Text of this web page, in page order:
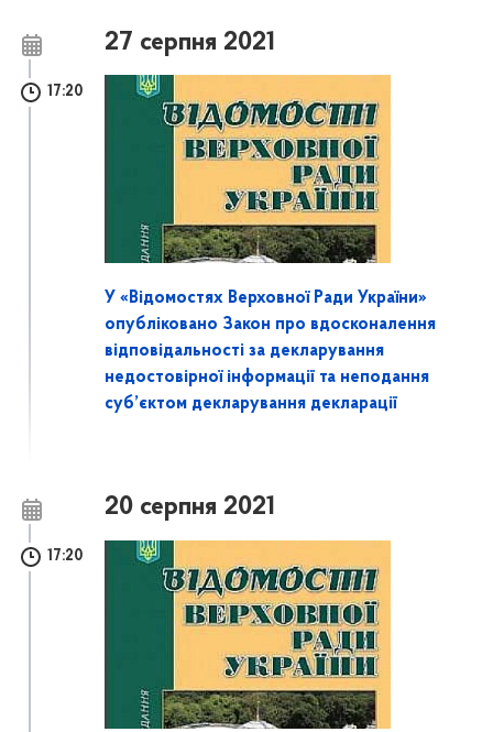
27 серпня 2021
17:20
У «Відомостях Верховної Ради України»
опубліковано Закон про вдосконалення
відповідальності за декларування
недостовірної інформації та неподання
суб’єктом декларування декларації
20 серпня 2021
17:20